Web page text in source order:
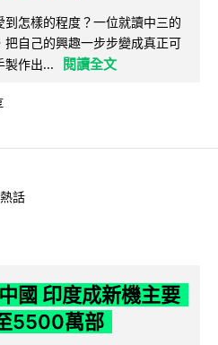
怎樣的程度？一位就讀中三的
自己的興趣一步步變成真正可
製作出...
閱讀全文
話
國 印度成新機主要
5500萬部